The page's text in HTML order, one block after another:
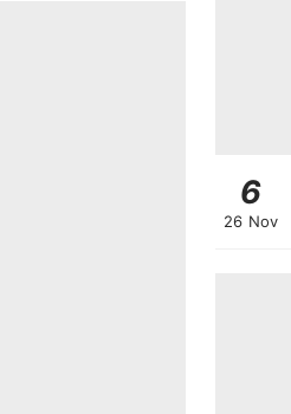
6
26 Nov